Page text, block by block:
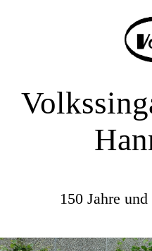
150 Jahre